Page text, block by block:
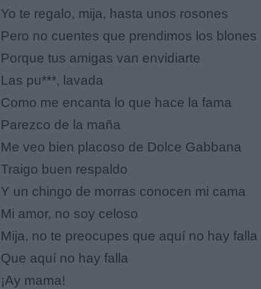
Yo te regalo, mija, hasta unos rosones
Pero no cuentes que prendimos los blones
Porque tus amigas van envidiarte
Las pu***, lavada
Como me encanta lo que hace la fama
Parezco de la maña
Me veo bien placoso de Dolce Gabbana
Traigo buen respaldo
Y un chingo de morras conocen mi cama
Mi amor, no soy celoso
Mija, no te preocupes que aquí no hay falla
Que aquí no hay falla
¡Ay mama!